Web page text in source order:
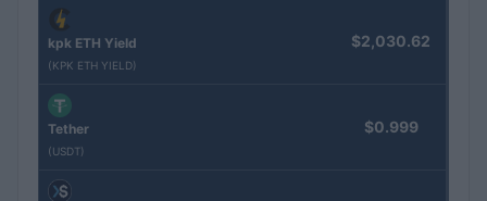
kpk ETH Yield
(KPK ETH YIELD)
$2,030.62
Tether
(USDT)
$0.999